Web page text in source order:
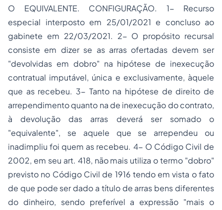
O EQUIVALENTE. CONFIGURAÇÃO. 1- Recurso
especial interposto em 25/01/2021 e concluso ao
gabinete em 22/03/2021. 2- O propósito recursal
consiste em dizer se as arras ofertadas devem ser
"devolvidas em dobro" na hipótese de inexecução
contratual imputável, única e exclusivamente, àquele
que as recebeu. 3- Tanto na hipótese de direito de
arrependimento quanto na de inexecução do contrato,
à devolução das arras deverá ser somado o
"equivalente", se aquele que se arrependeu ou
inadimpliu foi quem as recebeu. 4- O Código Civil de
2002, em seu art. 418, não mais utiliza o termo "dobro"
previsto no Código Civil de 1916 tendo em vista o fato
de que pode ser dado a título de arras bens diferentes
do dinheiro, sendo preferível a expressão "mais o